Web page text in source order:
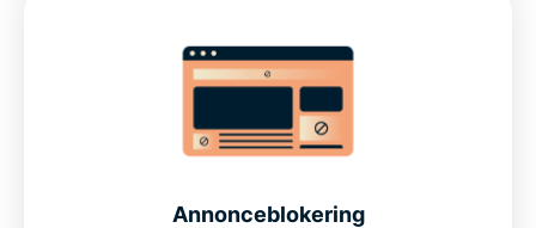
Annonceblokering